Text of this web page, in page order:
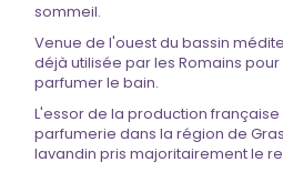
sommeil.
Venue de l'ouest du bassin
déjà utilisée par les Romains
parfumer le bain.
L'essor de la production
parfumerie dans la région de
lavandin pris majoritairement le